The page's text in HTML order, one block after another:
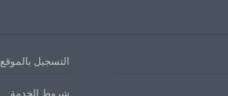
التسجيل بالموقع
شروط الخدمة